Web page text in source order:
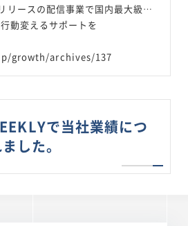
リースの配信事業で国内最大級…
動変えるサポートを
growth/archives/137
で当社業績につ
した。